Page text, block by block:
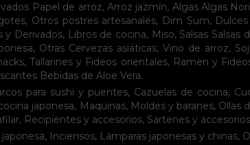
Papel de arroz, Arroz jazmín, Algas Algas Nori
, Otros postres artesanales, Dim Sum,
y Derivados, Libros de cocina, Miso, Salsas Salsas
, Otras Cervezas asiáticas, Vino de arroz,
,Tallarines y Fideos orientales, Ramen y
Bebidas de Aloe Vera.
para sushi y puentes, Cazuelas de cocina,
japonesa, Maquinas, Moldes y baranes, Ollas
, Recipientes y accesorios, Sartenes y accesorios
, Inciensos, Lámparas japonesas y chinas,